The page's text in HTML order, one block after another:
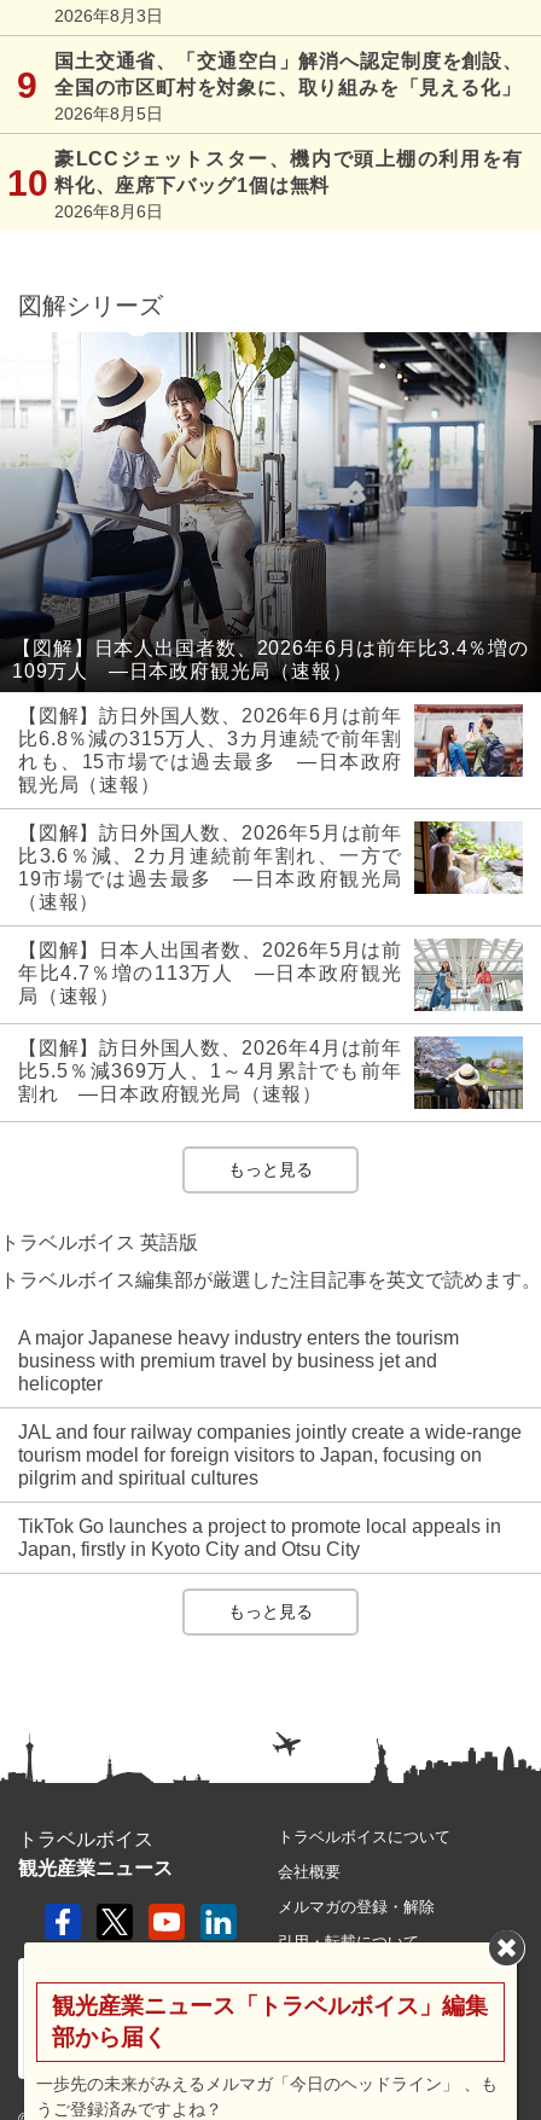
2026年8月3日
国土交通省、「交通空白」解消へ認定制度を創設、
全国の市区町村を対象に、取り組みを「見える化」
2026年8月5日
豪LCCジェットスター、機内で頭上棚の利用を有
料化、座席下バッグ1個は無料
2026年8月6日
図解シリーズ
【図解】日本人出国者数、2026年6月は前年比3.4％増の
109万人 ―日本政府観光局（速報）
【図解】訪日外国人数、2026年6月は前年
比6.8％減の315万人、3カ月連続で前年割
れも、15市場では過去最多 ―日本政府
観光局（速報）
【図解】訪日外国人数、2026年5月は前年
比3.6％減、2カ月連続前年割れ、一方で
19市場では過去最多 ―日本政府観光局
（速報）
【図解】日本人出国者数、2026年5月は前
年比4.7％増の113万人 ―日本政府観光
局（速報）
【図解】訪日外国人数、2026年4月は前年
比5.5％減369万人、1～4月累計でも前年
割れ ―日本政府観光局（速報）
もっと見る
トラベルボイス 英語版
トラベルボイス編集部が厳選した注目記事を英文で読めます。
A major Japanese heavy industry enters the tourism
business with premium travel by business jet and
helicopter
JAL and four railway companies jointly create a wide-range
tourism model for foreign visitors to Japan, focusing on
pilgrim and spiritual cultures
TikTok Go launches a project to promote local appeals in
Japan, firstly in Kyoto City and Otsu City
もっと見る
トラベルボイス
観光産業ニュース
トラベルボイスについて
会社概要
メルマガの登録・解除
引用・転載について
利用規約
広告メニュー・料金
観光産業ニュース「トラベルボイス」編集
部から届く
一歩先の未来がみえるメルマガ「今日のヘッドライン」 、も
うご登録済みですよね？